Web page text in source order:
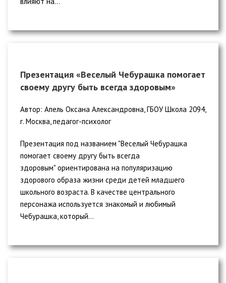
Презентация «Веселый Чебурашка помогает
своему другу быть всегда здоровым»
Автор: Апель Оксана Александровна, ГБОУ Школа 2094,
г. Москва, педагог-психолог
Презентация под названием "Веселый Чебурашка
помогает своему другу быть всегда
здоровым" ориентирована на популяризацию
здорового образа жизни среди детей младшего
школьного возраста. В качестве центрального
персонажа используется знакомый и любимый
Чебурашка, который...